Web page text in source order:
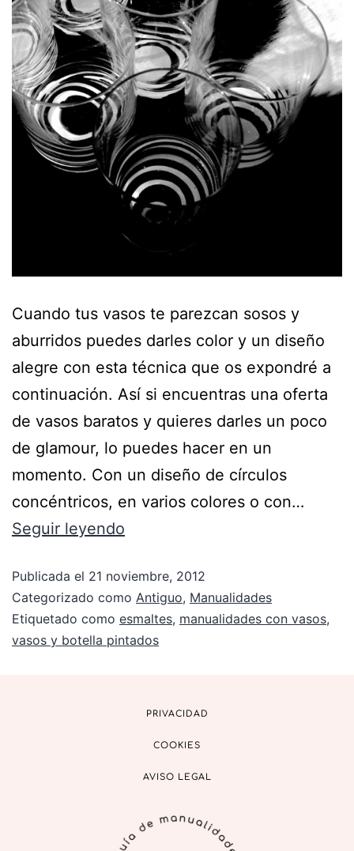
Cuando tus vasos te parezcan sosos y
aburridos puedes darles color y un diseño
alegre con esta técnica que os expondré a
continuación. Así si encuentras una oferta
de vasos baratos y quieres darles un poco
de glamour, lo puedes hacer en un
momento. Con un diseño de círculos
concéntricos, en varios colores o con…
Seguir leyendo
Publicada el 21 noviembre, 2012
Categorizado como Antiguo, Manualidades
Etiquetado como esmaltes, manualidades con vasos,
vasos y botella pintados
PRIVACIDAD
COOKIES
AVISO LEGAL